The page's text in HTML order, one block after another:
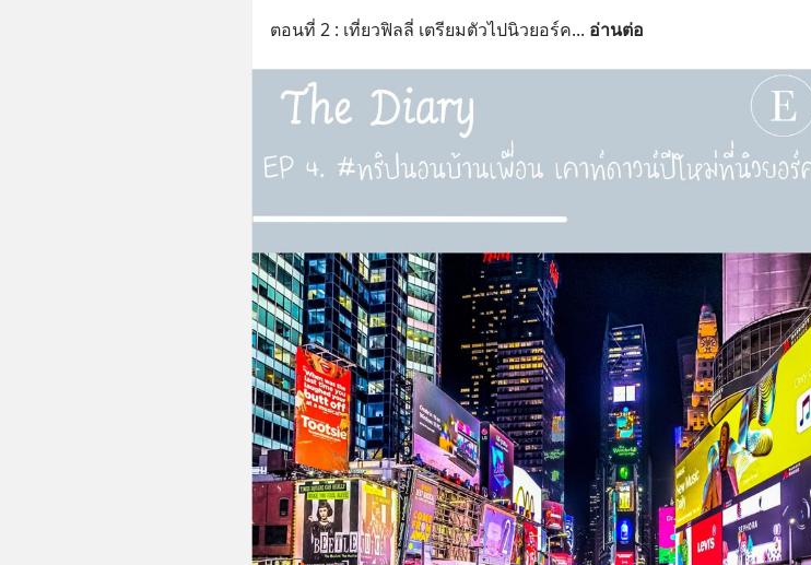
ตอนที่ 2 : เที่ยวฟิลลี่ เตรียมตัวไปนิวยอร์ค... อ่านต่อ